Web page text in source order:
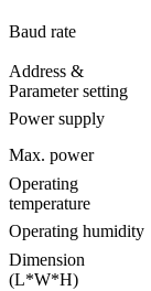
Baud rate
Address &
Parameter setting
Power supply
Max. power
Operating
temperature
Operating humidity
Dimension
(L*W*H)